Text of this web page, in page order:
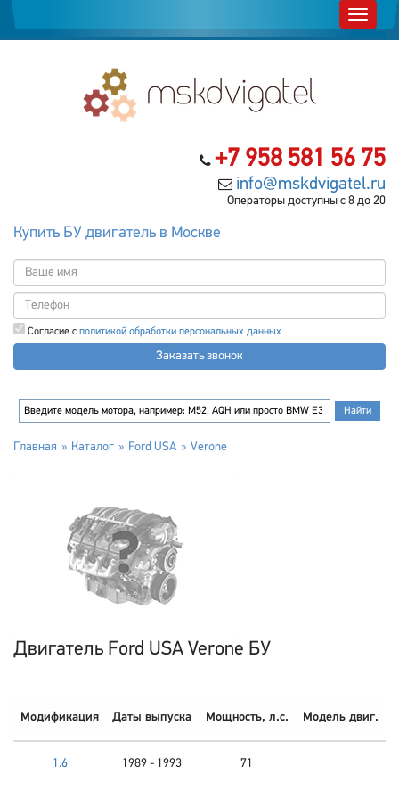
+7 958 581 56 75
info@mskdvigatel.ru
Операторы доступны с 8 до 20
Купить БУ двигатель в Москве
Согласие с политикой обработки персональных данных
Заказать звонок
Главная Каталог Ford USA Verone
Двигатель Ford USA Verone БУ
Модификация Даты выпуска Мощность, л.с. Модель двиг.
1.6 1989 - 1993 71